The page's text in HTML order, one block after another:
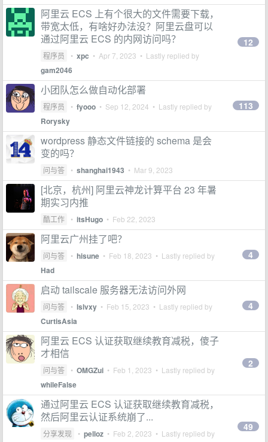
阿里云 ECS 上有个很大的文件需要下载，
带宽太低，有啥好办法没？阿里云盘可以
通过阿里云 ECS 的内网访问吗？
程序员 • xpc • Apr 7, 2023 • Lastly replied by
gam2046
12
小团队怎么做自动化部署
程序员 • fyooo • Sep 12, 2024 • Lastly replied by
Rorysky
113
wordpress 静态文件链接的 schema 是会
变的吗？
问与答 • shanghai1943 • Mar 9, 2023
[北京，杭州] 阿里云神龙计算平台 23 年暑
期实习内推
酷工作 • itsHugo • Feb 22, 2023
阿里云广州挂了吧？
问与答 • hisune • Feb 18, 2023 • Lastly replied by
Had
4
启动 tailscale 服务器无法访问外网
问与答 • lslvxy • Feb 15, 2023 • Lastly replied by
CurtisAsia
4
阿里云 ECS 认证获取继续教育减税，傻子
才相信
问与答 • OMGZui • Feb 1, 2023 • Lastly replied by
whileFalse
2
通过阿里云 ECS 认证获取继续教育减税，
然后阿里云认证系统崩了...
分享发现 • pelloz • Feb 2, 2023 • Lastly replied by
49